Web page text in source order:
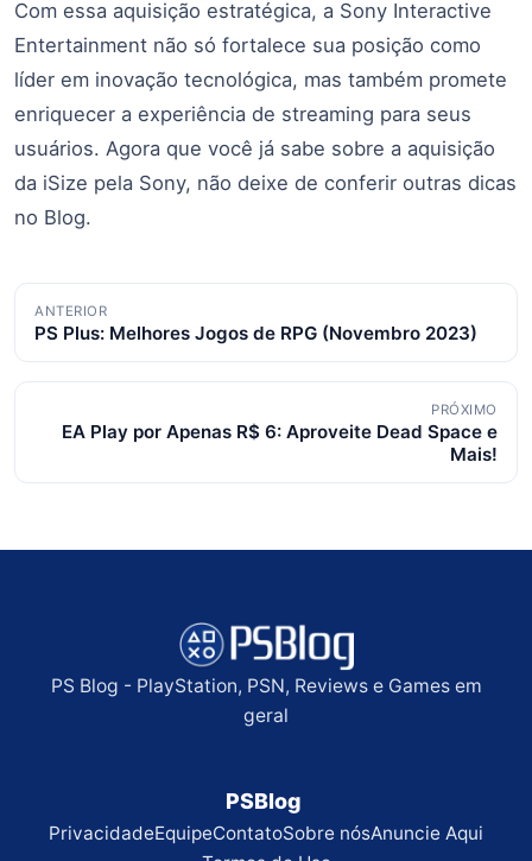
Com essa aquisição estratégica, a Sony Interactive
Entertainment não só fortalece sua posição como
líder em inovação tecnológica, mas também promete
enriquecer a experiência de streaming para seus
usuários. Agora que você já sabe sobre a aquisição
da iSize pela Sony, não deixe de conferir outras dicas
no Blog.
Navegação
de
posts
ANTERIOR
PS Plus: Melhores Jogos de RPG (Novembro 2023)
PRÓXIMO
EA Play por Apenas R$ 6: Aproveite Dead Space e
Mais!
PS Blog - PlayStation, PSN, Reviews e Games em
geral
PSBlog
PrivacidadeEquipeContatoSobre nósAnuncie Aqui